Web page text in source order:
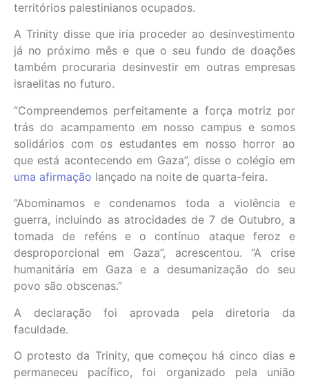
territórios palestinianos ocupados.
A Trinity disse que iria proceder ao desinvestimento
já no próximo mês e que o seu fundo de doações
também procuraria desinvestir em outras empresas
israelitas no futuro.
“Compreendemos perfeitamente a força motriz por
trás do acampamento em nosso campus e somos
solidários com os estudantes em nosso horror ao
que está acontecendo em Gaza”, disse o colégio em
uma afirmação lançado na noite de quarta-feira.
“Abominamos e condenamos toda a violência e
guerra, incluindo as atrocidades de 7 de Outubro, a
tomada de reféns e o contínuo ataque feroz e
desproporcional em Gaza”, acrescentou. “A crise
humanitária em Gaza e a desumanização do seu
povo são obscenas.”
A declaração foi aprovada pela diretoria da
faculdade.
O protesto da Trinity, que começou há cinco dias e
permaneceu pacífico, foi organizado pela união